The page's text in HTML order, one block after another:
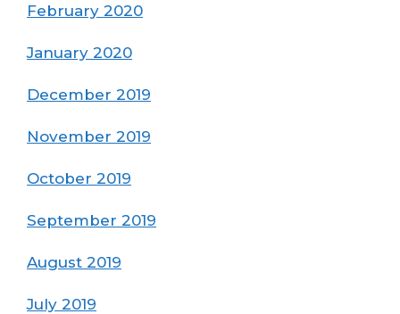
February 2020
January 2020
December 2019
November 2019
October 2019
September 2019
August 2019
July 2019